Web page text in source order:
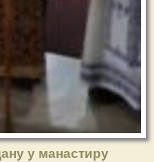
у манастиру